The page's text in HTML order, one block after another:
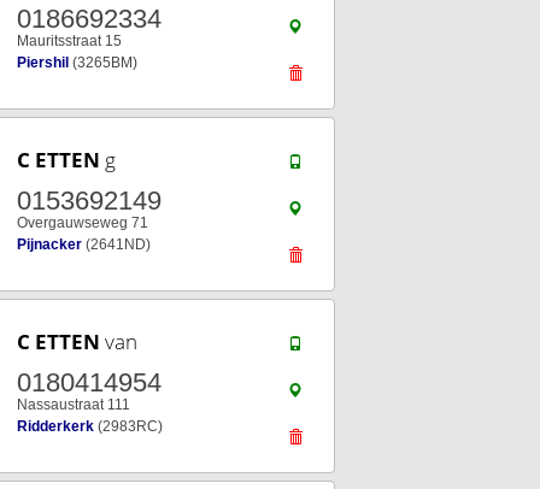
0186692334
Mauritsstraat 15
Piershil (3265BM)
C ETTEN g
0153692149
Overgauwseweg 71
Pijnacker (2641ND)
C ETTEN van
0180414954
Nassaustraat 111
Ridderkerk (2983RC)